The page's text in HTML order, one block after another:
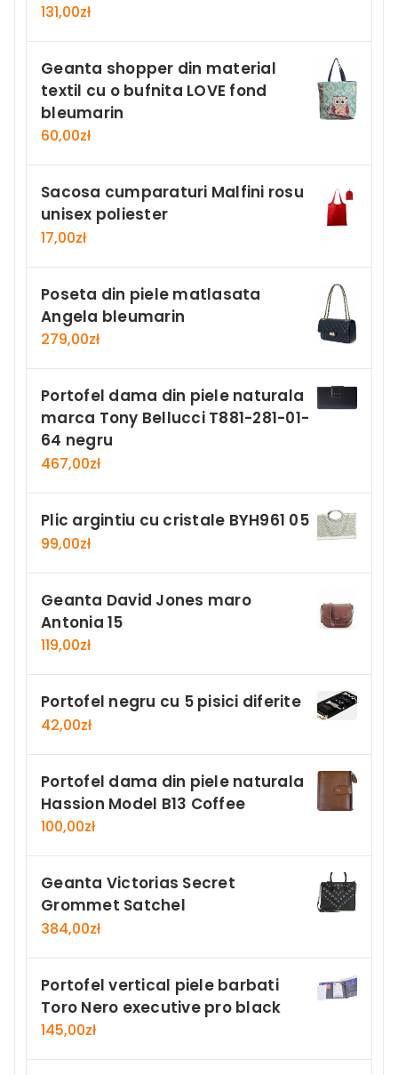
131,00zł
Geanta shopper din material
textil cu o bufnita LOVE fond
bleumarin
60,00zł
Sacosa cumparaturi Malfini rosu
unisex poliester
17,00zł
Poseta din piele matlasata
Angela bleumarin
279,00zł
Portofel dama din piele naturala
marca Tony Bellucci T881-281-01-
64 negru
467,00zł
Plic argintiu cu cristale BYH961 05
99,00zł
Geanta David Jones maro
Antonia 15
119,00zł
Portofel negru cu 5 pisici diferite
42,00zł
Portofel dama din piele naturala
Hassion Model B13 Coffee
100,00zł
Geanta Victorias Secret
Grommet Satchel
384,00zł
Portofel vertical piele barbati
Toro Nero executive pro black
145,00zł